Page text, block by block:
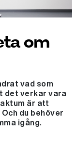
om
vad som
det verkar vara
är att
du behöver
igång.